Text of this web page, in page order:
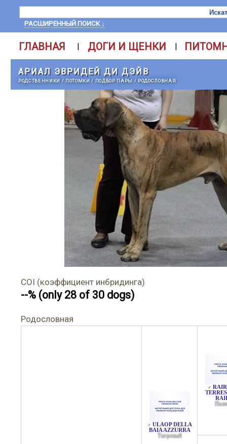
РАСШИРЕННЫЙ ПОИСК ↓
ГЛАВНАЯ | ДОГИ И ЩЕНКИ |
АРИАЛ ЭВРИДЕЙ ДИ ДЭЙВ
РОДСТВЕННИКИ / ПОТОМКИ/ ПОДБОР ПАРЫ / РОДОСЛОВНАЯ
COI (коэффициент инбридинга)
--% (only 28 of 30 dogs)
Родословная
♂ ULAOP DELLA
BAIA AZZURRA
Тигровый
♂